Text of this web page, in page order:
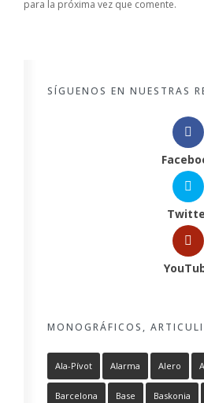
para la próxima vez que comente.
SÍGUENOS EN NUESTRAS
MONOGRÁFICOS,
Ala-Pívot Alarma Alero
Barcelona Base Baskonia